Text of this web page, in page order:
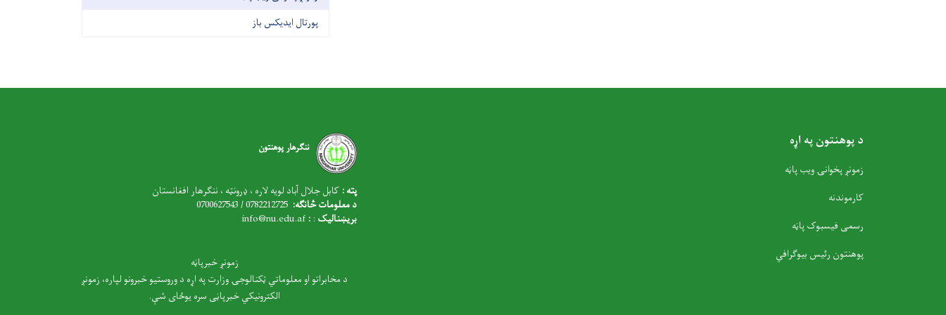
پورتال ایدیکس باز
د پوهنتون په اړه
زمونږ پخوانۍ ویب پاڼه
کارموندنه
رسمی فیسبوک پاڼه
پوهنتون رئیس بیوګرافي
ننګرهار پوهنتون
پته : کابل جلال آباد لویه لاره ، ډرونټه ، ننګرهار افغانستان
د معلومات څانګه:
بریښنالیک :
:
info@nu.edu.af
زمونږ خبرپاڼه
د مخابراتو او معلوماتي ټکنالوجۍ وزارت په اړه د وروستیو خبرونو لپاره، زمونږ
الکترونیکي خبرپاڼی سره یوځای شې.